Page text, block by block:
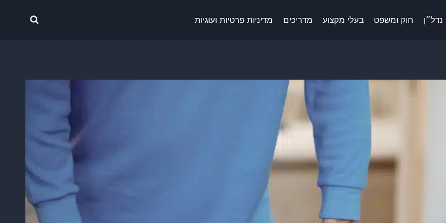
נדל״ן חוק ומשפט בעלי מקצוע מדריכים מדיניות פרטיות ועוגיות